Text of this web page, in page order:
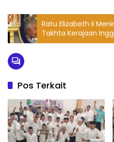
Ratu Elizabeth II
Takhta Kerajaan
Pos Terkait